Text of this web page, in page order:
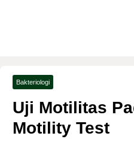
Bakteriologi
Uji Motilitas
Motility Test